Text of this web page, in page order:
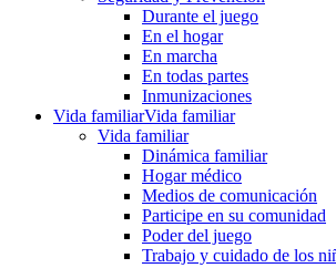
Durante el juego
En el hogar
En marcha
En todas partes
Inmunizaciones
Vida familiarVida familiar
Vida familiar
Dinámica familiar
Hogar médico
Medios de comunicación
Participe en su comunidad
Poder del juego
Trabajo y cuidado de los